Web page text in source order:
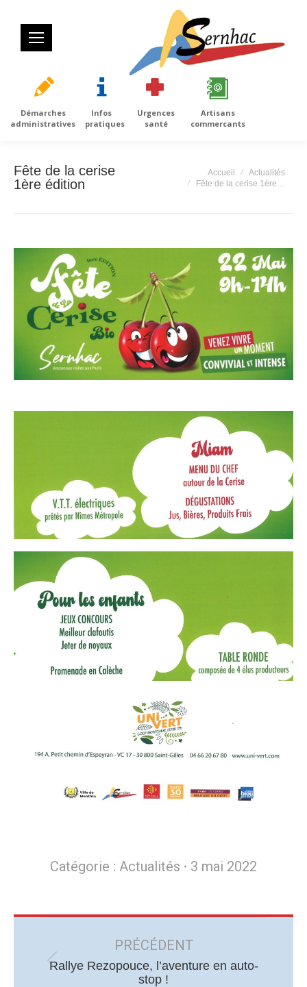
Démarches
administratives
Infos
pratiques
Urgences
santé
Artisans
commercants
Fête de la cerise
1ère édition
Vous êtes ici :
Accueil
Actualités
Fête de la cerise 1ère…
Catégorie : Actualités 3 mai 2022
PRÉCÉDENT
Article
Rallye Rezopouce, l’aventure en auto-
stop !